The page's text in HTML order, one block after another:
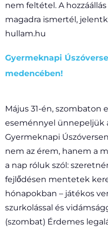
nem feltétel. A
magadra ismertél,
hullam.hu
Gyermeknapi
medencében!
Május 31-én, szombaton
eseménnyel ünnepeljük
Gyermeknapi
nem az érem, hanem a
a nap róluk szól:
fejlődésen mentetek
hónapokban – játékos
szurkolással és
(szombat) Érdemes